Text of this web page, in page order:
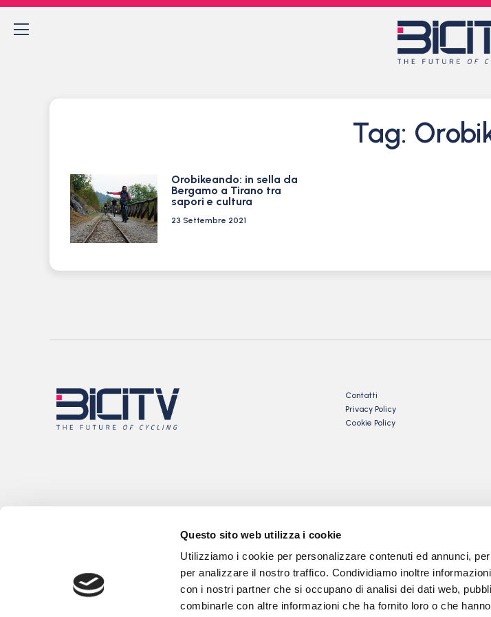
Questo sito web utilizza i cookie
Utilizziamo i cookie per personalizzare contenuti ed annunci,
per analizzare il nostro traffico. Condividiamo inoltre
con i nostri partner che si occupano di analisi dei dati web,
combinarle con altre informazioni che ha fornito loro o che
Tag:
Orobikeando: in sella da
Bergamo a Tirano tra
sapori e cultura
23 Settembre 2021
Contatti
Privacy Policy
Cookie Policy